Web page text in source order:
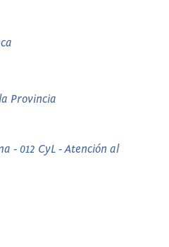
Provincia
- 012 CyL - Atención al